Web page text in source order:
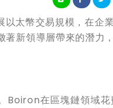
太幣交易規模，在企
新領導層帶來的潛力
Boiron在區塊鏈領域花